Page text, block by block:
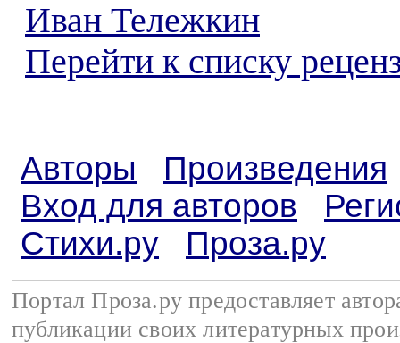
Иван Тележкин
Перейти к списку
Авторы
Произведения
Вход для авторов
Стихи.ру
Проза.ру
Портал Проза.ру предоставляет
публикации своих литературных